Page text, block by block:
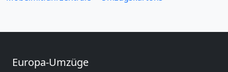
Europa-Umzüge